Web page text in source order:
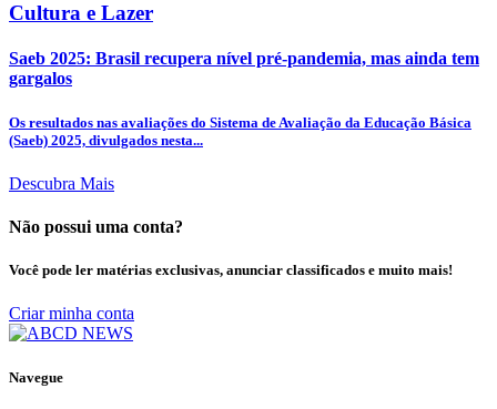
Cultura e Lazer
Saeb 2025: Brasil recupera nível pré-pandemia, mas ainda tem
gargalos
Os resultados nas avaliações do Sistema de Avaliação da Educação Básica
(Saeb) 2025, divulgados nesta...
Descubra Mais
Não possui uma conta?
Você pode ler matérias exclusivas, anunciar classificados e muito mais!
Criar minha conta
Navegue